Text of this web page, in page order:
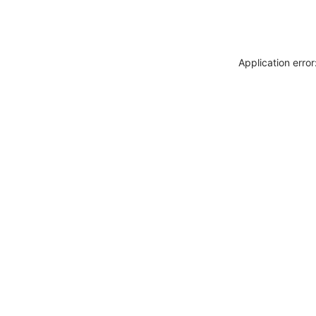
Application